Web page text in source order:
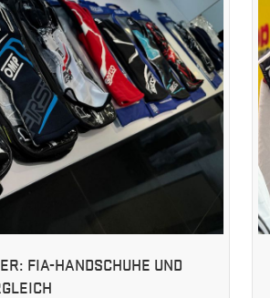
FIA-HANDSCHUHE UND